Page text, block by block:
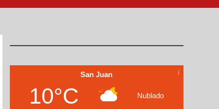
San Juan
10°C Nublado